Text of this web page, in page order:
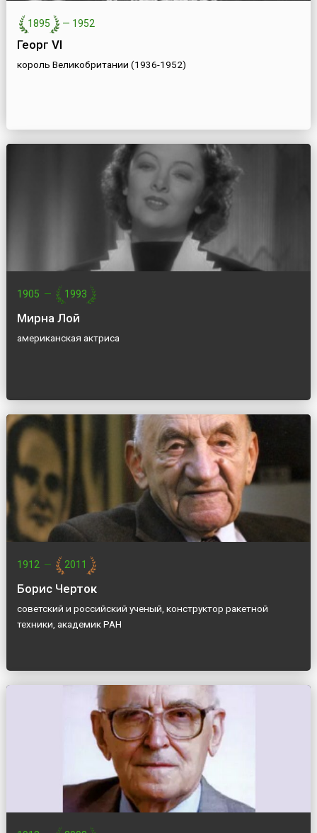
1895 — 1952
Георг VI
король Великобритании (1936-1952)
1905 — 1993
Мирна Лой
американская актриса
1912 — 2011
Борис Черток
советский и российский ученый, конструктор ракетной
техники, академик РАН